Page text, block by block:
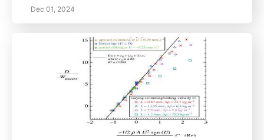
維持管理、およびソフトウェア更新について学
びましょう。この包括的なガイドは、バッテリ
ー化学の複雑さ、最適な充電実践、定期的なメ
ンテナンスチェックの重要性を探ります。安全
性とパフォーマンスのためにタイヤを維持する
方法、ブレーキシステムコンポーネントを理解
し、問題の兆候を認識し、DIYメンテナンスル
ーチンを確立する方法を見つけましょう。ソフ
トウェア更新と診断ツールについての情報を維
持し、EVがスムーズに動作するようにしましょ
Dec 01, 2024